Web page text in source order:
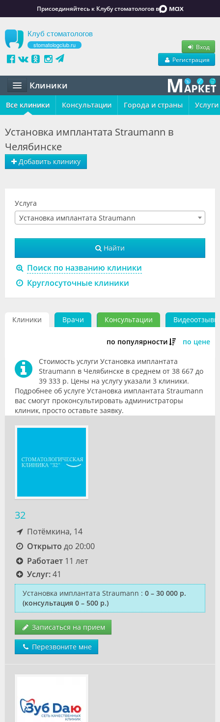
Присоединяйтесь к Клубу стоматологов в
Клуб стоматологов
stomatologclub.ru
Вход
Регистрация
Клиники
Статьи
Обучение
Вакансии
Объявления
Клиники
Специалисты
Все клиники Консультации Города и страны Услуги
Добавить клинику
Установка имплантата Straumann в
Челябинске
Услуга
Установка имплантата Straumann
Найти
Поиск по названию клиники
Круглосуточные клиники
Клиники Врачи Консультации Видеоотзывы
по популярности по цене
Стоимость услуги Установка имплантата
Straumann в Челябинске в среднем от 38 667 до
39 333 р. Цены на услугу указали 3 клиники.
Подробнее об услуге Установка имплантата Straumann
вас смогут проконсультировать администраторы
клиник, просто оставьте заявку.
32
Потёмкина, 14
Открыто до 20:00
Работает11 лет
Услуг:41
Установка имплантата Straumann : 0 – 30 000 р.
(консультация 0 – 500 р.)
Записаться на прием
Перезвоните мне